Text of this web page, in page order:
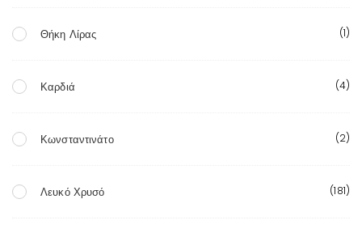
Θήκη Λίρας (1)
Καρδιά (4)
Κωνσταντινάτο (2)
Λευκό Χρυσό (181)